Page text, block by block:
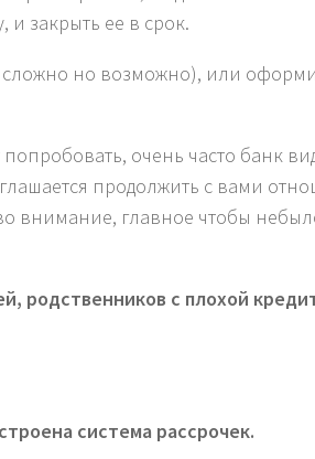
закрыть ее в срок.
сложно но возможно), или
очень часто банк
продолжить с вами
внимание, главное чтобы
родственников с плохой
система рассрочек.